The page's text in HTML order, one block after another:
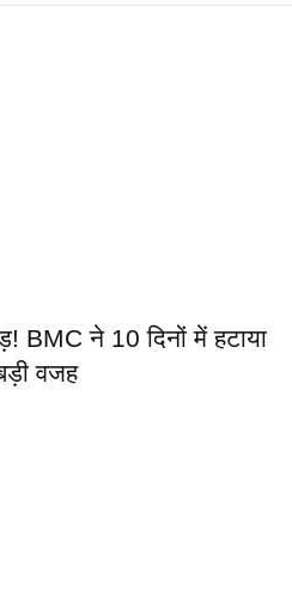
BMC ने 10 दिनों में हटाया
वजह